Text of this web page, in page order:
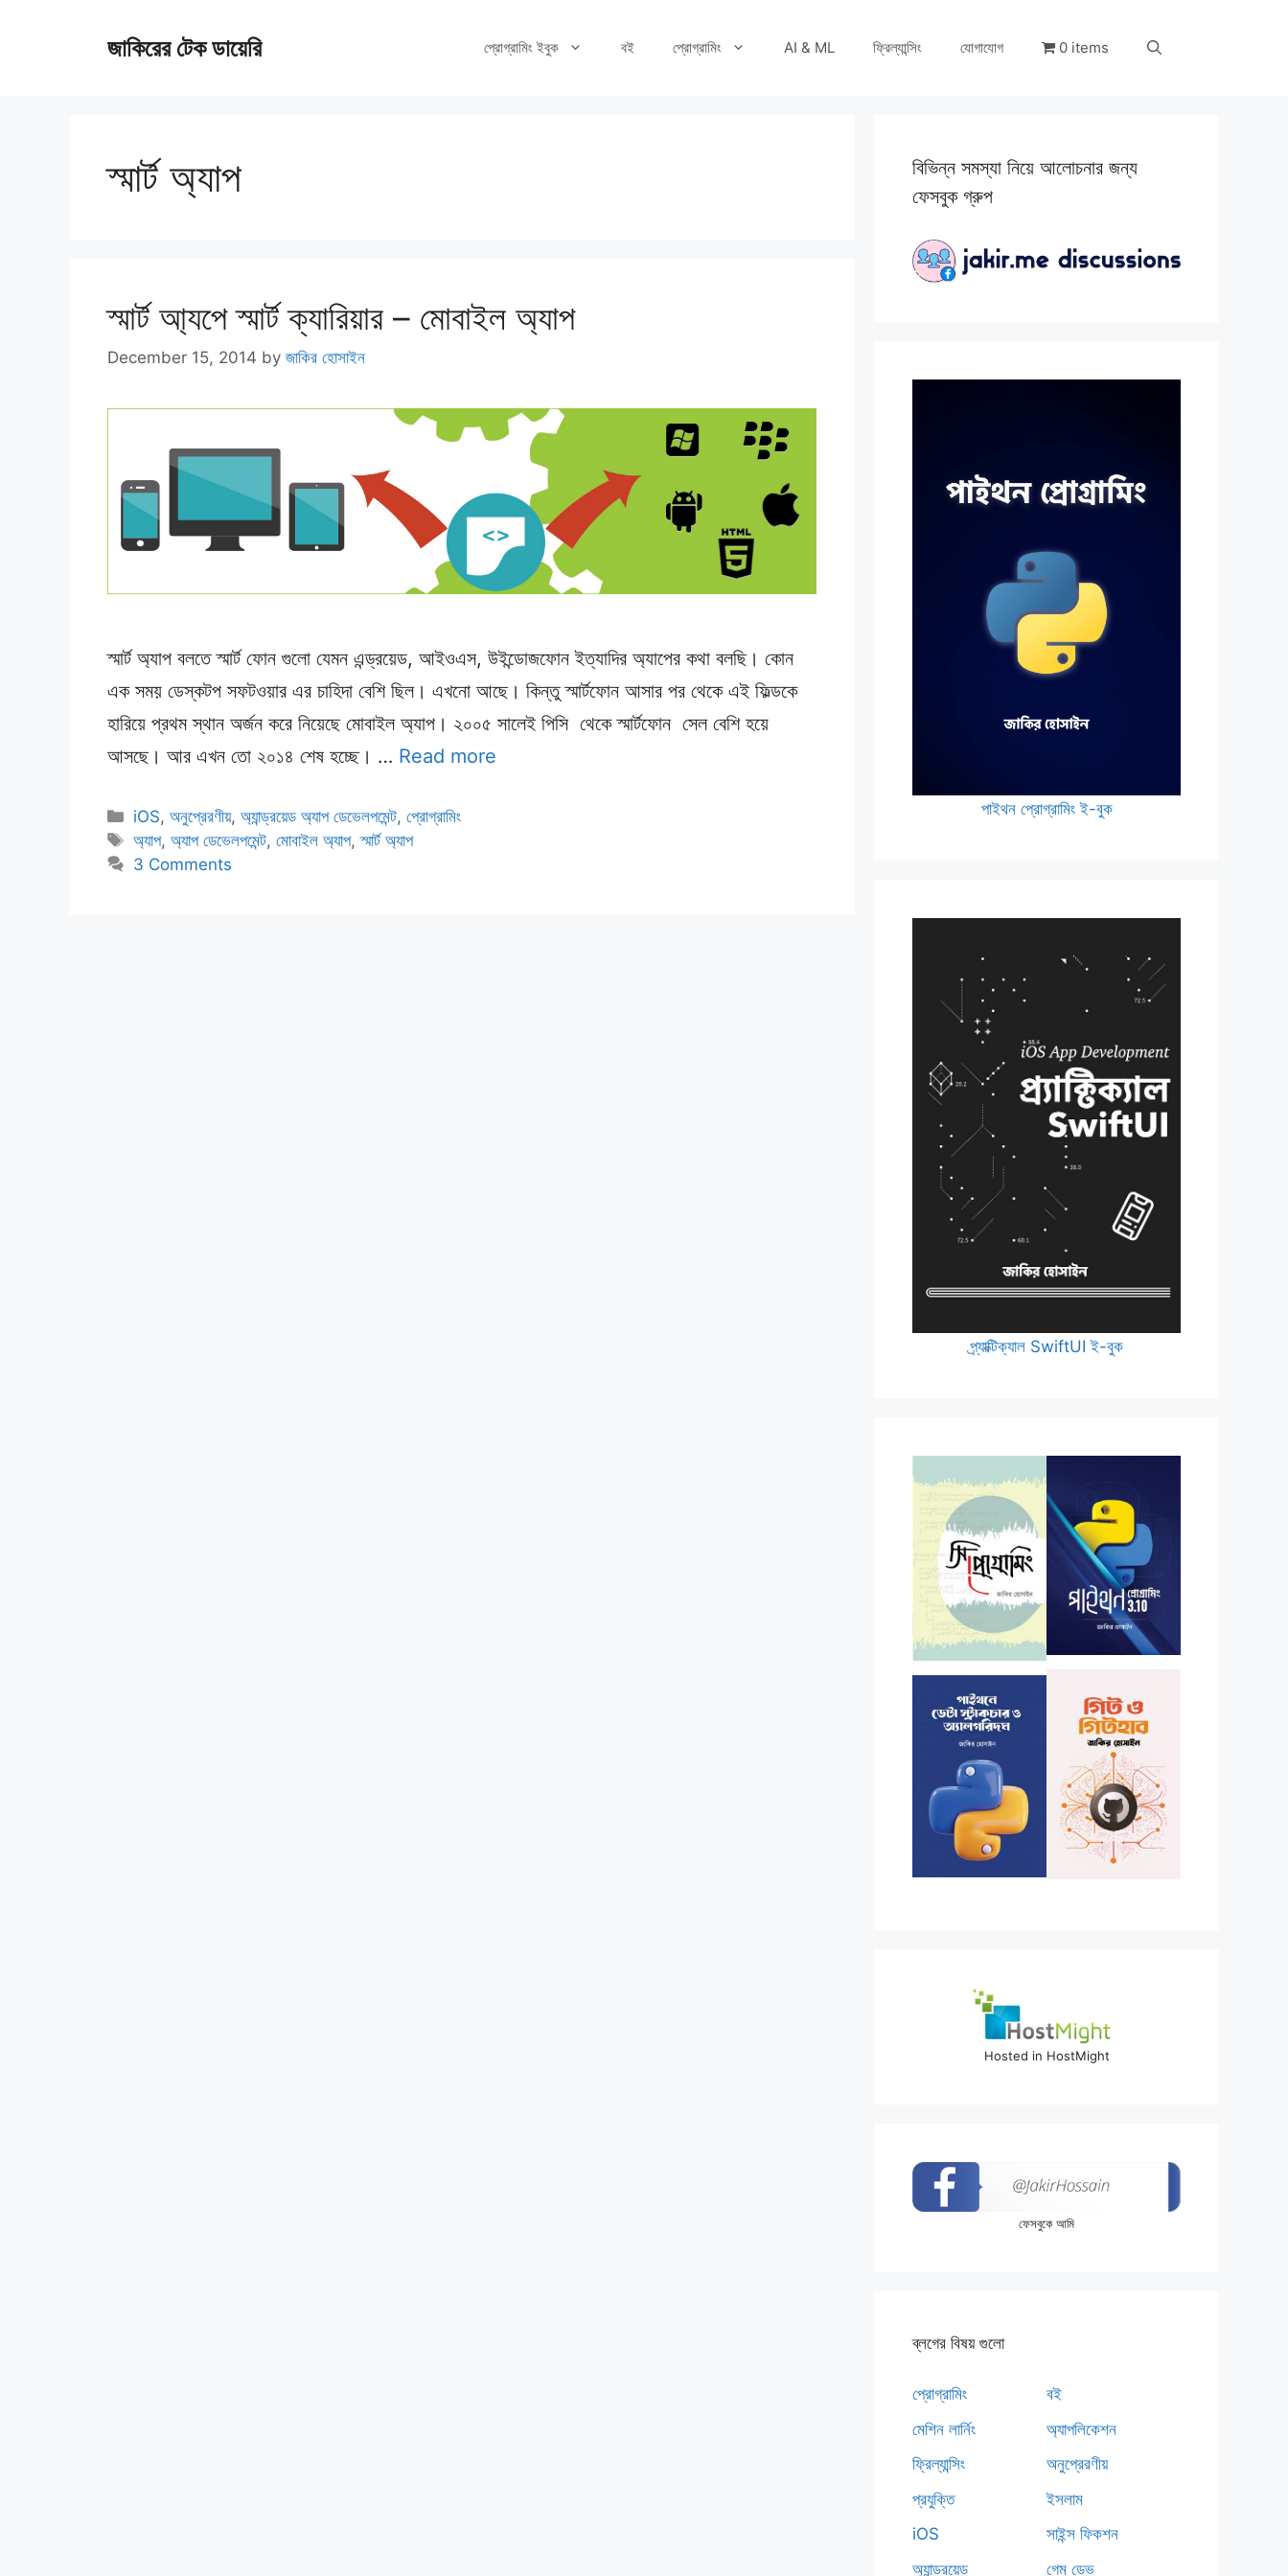
জাকিরের টেক ডায়েরি প্রোগ্রামিং ইবুক বই প্রোগ্রামিং AI & ML ফ্রিল্যান্সিং যোগাযোগ 0 items
স্মার্ট অ্যাপ
স্মার্ট আ্যপে স্মার্ট ক্যারিয়ার – মোবাইল অ্যাপ
December 15, 2014 by জাকির হোসাইন
স্মার্ট অ্যাপ বলতে স্মার্ট ফোন গুলো যেমন এন্ড্রয়েড, আইওএস, উইন্ডোজফোন ইত্যাদির অ্যাপের কথা বলছি। কোন
এক সময় ডেস্কটপ সফটওয়ার এর চাহিদা বেশি ছিল। এখনো আছে। কিন্তু স্মার্টফোন আসার পর থেকে এই ফিল্ডকে
হারিয়ে প্রথম স্থান অর্জন করে নিয়েছে মোবাইল অ্যাপ। ২০০৫ সালেই পিসি থেকে স্মার্টফোন সেল বেশি হয়ে
আসছে। আর এখন তো ২০১৪ শেষ হচ্ছে। … Read more
Categories
iOS,অনুপ্রেরণীয়,অ্যান্ড্রয়েড অ্যাপ ডেভেলপমেন্ট,প্রোগ্রামিং
Tags
অ্যাপ,অ্যাপ ডেভেলপমেন্ট,মোবাইল অ্যাপ,স্মার্ট অ্যাপ
3 Comments
বিভিন্ন সমস্যা নিয়ে আলোচনার জন্য
ফেসবুক গ্রুপ
পাইথন প্রোগ্রামিং ই-বুক
প্র্যাক্টিক্যাল SwiftUI ই-বুক
Hosted in HostMight
ফেসবুকে আমি
ব্লগের বিষয় গুলো
প্রোগ্রামিং
মেশিন লার্নিং
ফ্রিল্যান্সিং
প্রযুক্তি
iOS
অ্যান্ড্রয়েড
বই
অ্যাপলিকেশন
অনুপ্রেরণীয়
ইসলাম
সাইন্স ফিকশন
গেম ডেভ